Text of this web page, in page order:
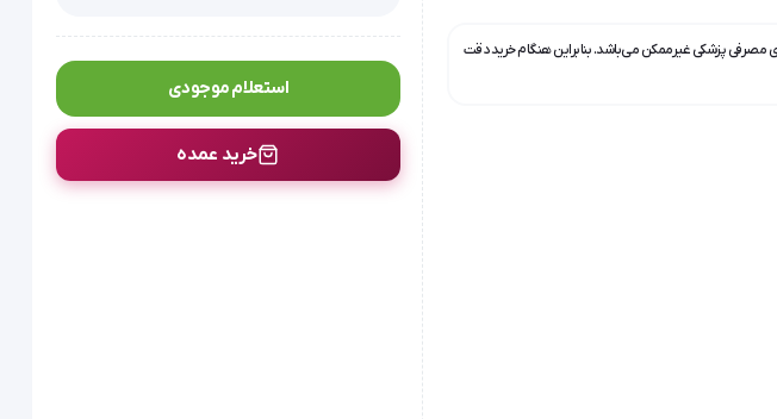
مصرفی پزشکی غیرممکن می‌باشد. بنابراین هنگام خرید دقت
استعلام موجودی
خرید عمده